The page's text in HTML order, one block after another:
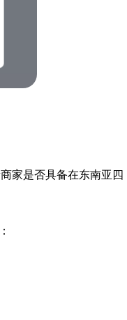
家是否具备在东南亚四